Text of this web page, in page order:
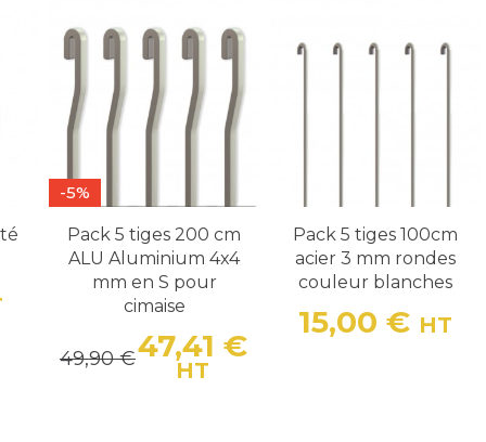
-5%
Pack 5 tiges 200 cm
ALU Aluminium 4x4
mm en S pour
cimaise
47,41 €
HT
49,90 €
Pack 5 tiges 100cm
acier 3 mm rondes
couleur blanches
Prix
15,00 € HT